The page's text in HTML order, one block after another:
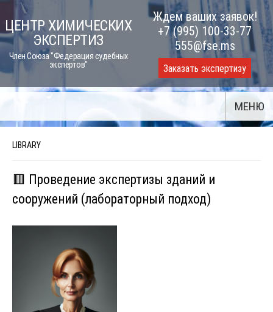
Skip
to
content
ЦЕНТР ХИМИЧЕСКИХ
ЭКСПЕРТИЗ
Член Союза "Федерация судебных
экспертов"
Ждем ваших заявок!
+7 (995) 100-33-77
555@fse.ms
Заказать экспертизу
МЕНЮ
LIBRARY
🟥 Проведение экспертизы зданий и
сооружений (лабораторный подход)